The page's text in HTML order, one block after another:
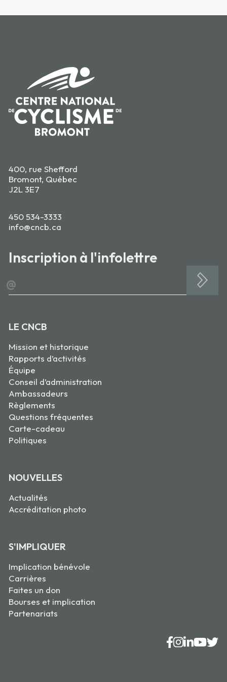
400, rue Shefford
Bromont, Québec
J2L 3E7
450 534-3333
info@cncb.ca
Inscription à l'infolettre
@
LE CNCB
Mission et historique
Rapports d’activités
Équipe
Conseil d’administration
Ambassadeurs
Règlements
Questions fréquentes
Carte-cadeau
Politiques
NOUVELLES
Actualités
Accréditation photo
S'IMPLIQUER
Implication bénévole
Carrières
Faites un don
Bourses et implication
Partenariats